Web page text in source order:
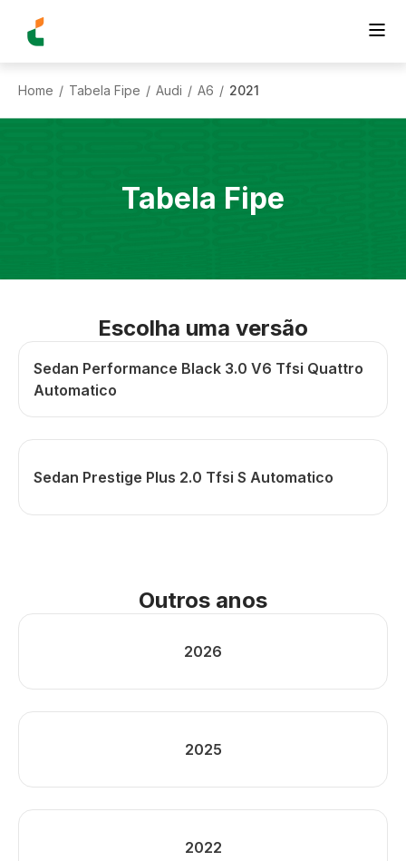
Home / Tabela Fipe / Audi / A6 / 2021
Tabela Fipe
Escolha uma versão
Sedan Performance Black 3.0 V6 Tfsi Quattro
Automatico
Sedan Prestige Plus 2.0 Tfsi S Automatico
Outros anos
2026
2025
2022